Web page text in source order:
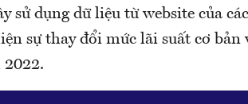
sử dụng dữ liệu từ website của
sự thay đổi mức lãi suất cơ bản
2022.